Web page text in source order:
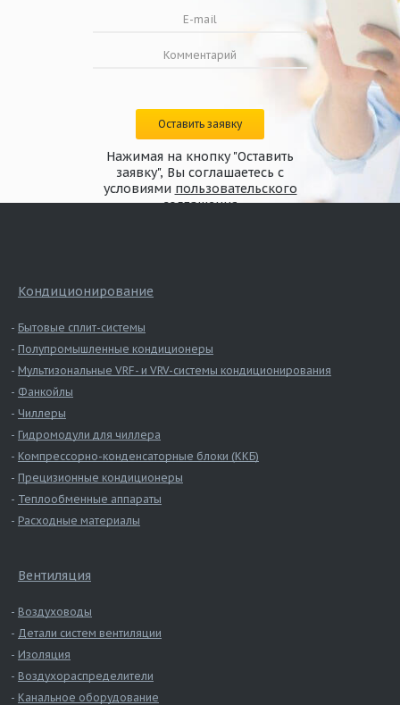
Оставить заявку
Нажимая на кнопку "Оставить
заявку", Вы соглашаетесь с
условиями пользовательского
соглашения
Кондиционирование
Бытовые сплит-системы
Полупромышленные кондиционеры
Мультизональные VRF- и VRV-системы кондиционирования
Фанкойлы
Чиллеры
Гидромодули для чиллера
Компрессорно-конденсаторные блоки (ККБ)
Прецизионные кондиционеры
Теплообменные аппараты
Расходные материалы
Вентиляция
Воздуховоды
Детали систем вентиляции
Изоляция
Воздухораспределители
Канальное оборудование